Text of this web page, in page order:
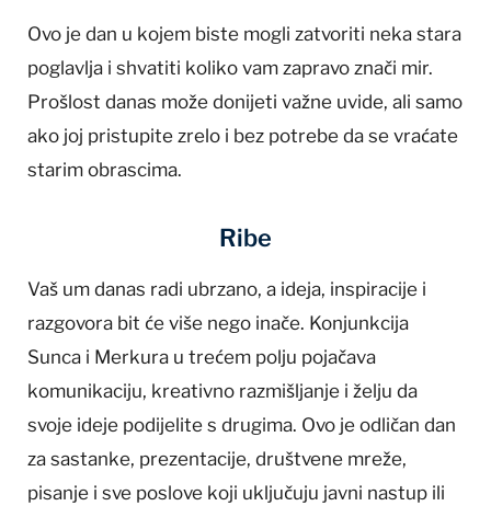
Ovo je dan u kojem biste mogli zatvoriti neka stara
poglavlja i shvatiti koliko vam zapravo znači mir.
Prošlost danas može donijeti važne uvide, ali samo
ako joj pristupite zrelo i bez potrebe da se vraćate
starim obrascima.
Ribe
Vaš um danas radi ubrzano, a ideja, inspiracije i
razgovora bit će više nego inače. Konjunkcija
Sunca i Merkura u trećem polju pojačava
komunikaciju, kreativno razmišljanje i želju da
svoje ideje podijelite s drugima. Ovo je odličan dan
za sastanke, prezentacije, društvene mreže,
pisanje i sve poslove koji uključuju javni nastup ili